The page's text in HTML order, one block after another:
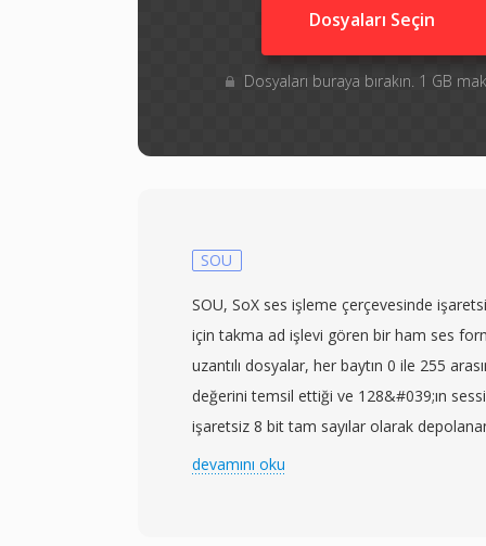
Dosyaları Seçin
Dosyaları buraya bırakın. 1 GB
SOU
SOU, SoX ses işleme çerçevesinde
için takma ad işlevi gören bir ham ses
uzantılı dosyalar, her baytın 0 ile 255
değerini temsil ettiği ve 128&#039;ın
işaretsiz 8 bit tam sayılar olarak
sıkıştırılmamış ses örnekleri içerir. Başlık
devamını oku